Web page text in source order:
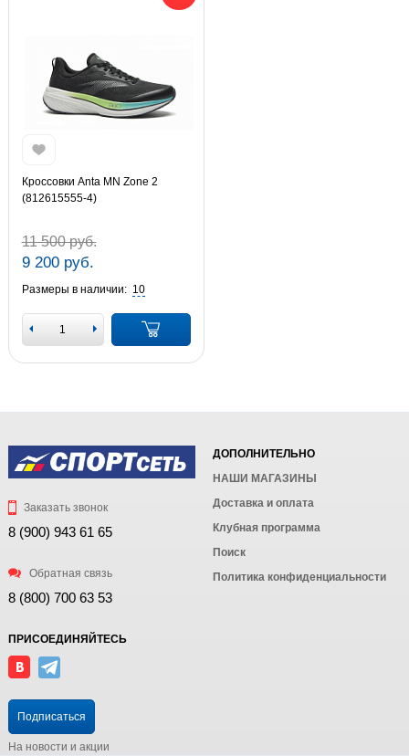
Кроссовки Anta MN Zone 2
(812615555-4)
11 500 руб.
9 200 руб.
Размеры в наличии: 10
Заказать звонок
8 (900) 943 61 65
Обратная связь
8 (800) 700 63 53
ДОПОЛНИТЕЛЬНО
НАШИ МАГАЗИНЫ
Доставка и оплата
Клубная программа
Поиск
Политика конфиденциальности
ПРИСОЕДИНЯЙТЕСЬ
Подписаться
На новости и акции